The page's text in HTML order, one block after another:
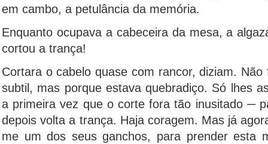
em cambo, a petulância da memória.
Enquanto ocupava a cabeceira da mesa, a
cortou a trança!
Cortara o cabelo quase com rancor, diziam.
subtil, mas porque estava quebradiço. Só lhes
a primeira vez que o corte fora tão inusitado ­­­─
depois volta a trança. Haja coragem. Mas já
me um dos seus ganchos, para prender